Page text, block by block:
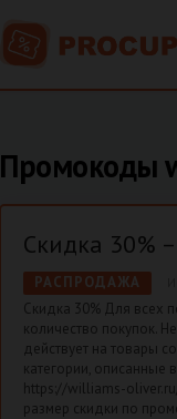
Промокоды
Скидка 30%
РАСПРОДАЖА
Скидка 30% Для всех
количество покупок.
действует на товары
категории, описанные
https://williams-
размер скидки по